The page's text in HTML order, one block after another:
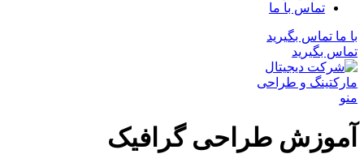
تماس با ما
با ما تماس بگیرید
تماس بگیرید
منو
آموزش طراحی گرافیک